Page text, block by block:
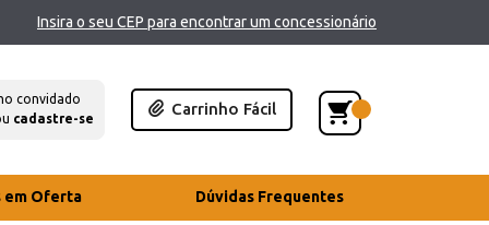
Insira o seu CEP para encontrar um concessionário
convidado
cadastre-se
Carrinho Fácil
em Oferta Dúvidas Frequentes